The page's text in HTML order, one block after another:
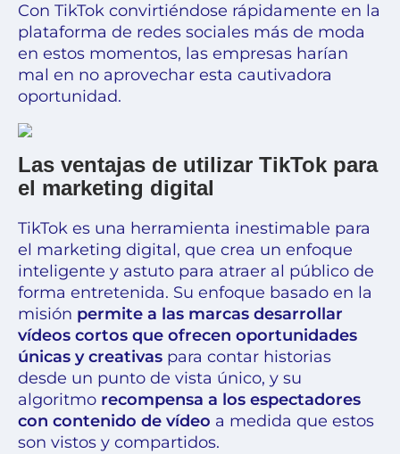
Con TikTok convirtiéndose rápidamente en la
plataforma de redes sociales más de moda
en estos momentos, las empresas harían
mal en no aprovechar esta cautivadora
oportunidad.
Las ventajas de utilizar TikTok para
el marketing digital
TikTok es una herramienta inestimable para
el marketing digital, que crea un enfoque
inteligente y astuto para atraer al público de
forma entretenida. Su enfoque basado en la
misión permite a las marcas desarrollar
vídeos cortos que ofrecen oportunidades
únicas y creativas para contar historias
desde un punto de vista único, y su
algoritmo recompensa a los espectadores
con contenido de vídeo a medida que estos
son vistos y compartidos.